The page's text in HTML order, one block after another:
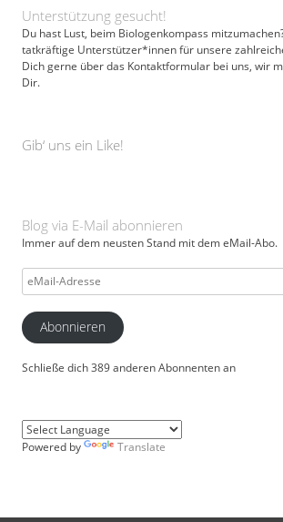
Unterstützung gesucht!
Du hast Lust, beim Biologenkompass
tatkräftige Unterstützer*innen für unsere
Dich gerne über das Kontaktformular bei uns, wir
Dir.
Gib‘ uns ein Like!
Blog via E-Mail abonnieren
Immer auf dem neusten Stand mit dem eMail-Abo.
eMail-
Adresse
Abonnieren
Schließe dich 389 anderen Abonnenten an
Powered by Translate